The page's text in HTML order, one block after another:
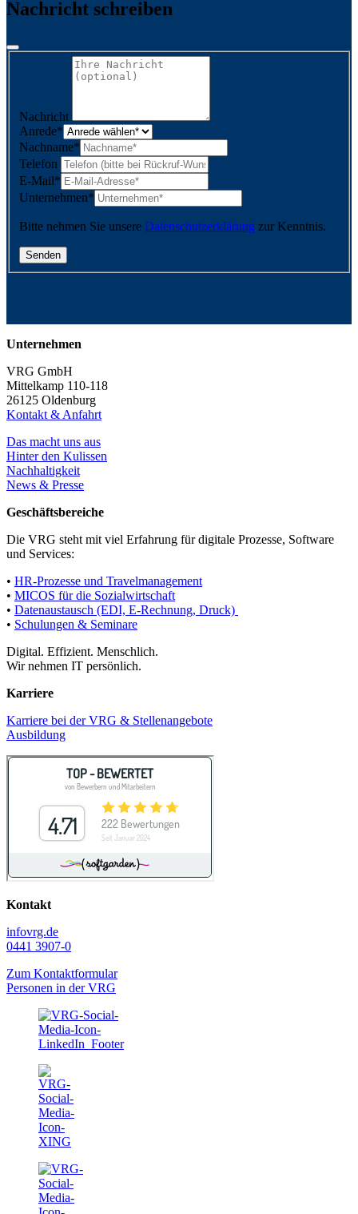
Nachricht schreiben
Nachricht
Anrede*
Nachname*
Telefon
E-Mail*
Unternehmen*
Bitte nehmen Sie unsere Datenschutzerklärung zur Kenntnis.
Unternehmen
VRG GmbH
Mittelkamp 110-118
26125 Oldenburg
Kontakt & Anfahrt
Das macht uns aus
Hinter den Kulissen
Nachhaltigkeit
News & Presse
Geschäftsbereiche
Die VRG steht mit viel Erfahrung für digitale Prozesse, Software
und Services:
• HR-Prozesse und Travelmanagement
• MICOS für die Sozialwirtschaft
• Datenaustausch (EDI, E-Rechnung, Druck)
• Schulungen & Seminare
Digital. Effizient. Menschlich.
Wir nehmen IT persönlich.
Karriere
Karriere bei der VRG & Stellenangebote
Ausbildung
Kontakt
infovrg.de
0441 3907-0
Zum Kontaktformular
Personen in der VRG